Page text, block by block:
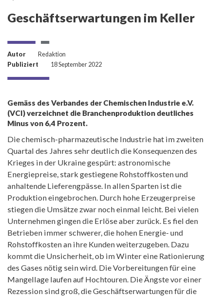
Geschäftserwartungen im Keller
Autor
Redaktion
Publiziert
18 September 2022
Gemäss des Verbandes der Chemischen Industrie e.V.
(VCI) verzeichnet die Branchenproduktion deutliches
Minus von 6,4 Prozent.
Die chemisch-pharmazeutische Industrie hat im zweiten
Quartal des Jahres sehr deutlich die Konsequenzen des
Krieges in der Ukraine gespürt: astronomische
Energiepreise, stark gestiegene Rohstoffkosten und
anhaltende Lieferengpässe. In allen Sparten ist die
Produktion eingebrochen. Durch hohe Erzeugerpreise
stiegen die Umsätze zwar noch einmal leicht. Bei vielen
Unternehmen gingen die Erlöse aber zurück. Es fiel den
Betrieben immer schwerer, die hohen Energie- und
Rohstoffkosten an ihre Kunden weiterzugeben. Dazu
kommt die Unsicherheit, ob im Winter eine Rationierung
des Gases nötig sein wird. Die Vorbereitungen für eine
Mangellage laufen auf Hochtouren. Die Ängste vor einer
Rezession sind groß, die Geschäftserwartungen für die